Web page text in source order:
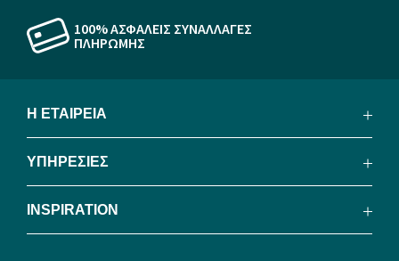
100% ΑΣΦΑΛΕΙΣ ΣΥΝΑΛΛΑΓΕΣ
ΠΛΗΡΩΜΗΣ
Η ΕΤΑΙΡΕΙΑ
ΥΠΗΡΕΣΙΕΣ
INSPIRATION